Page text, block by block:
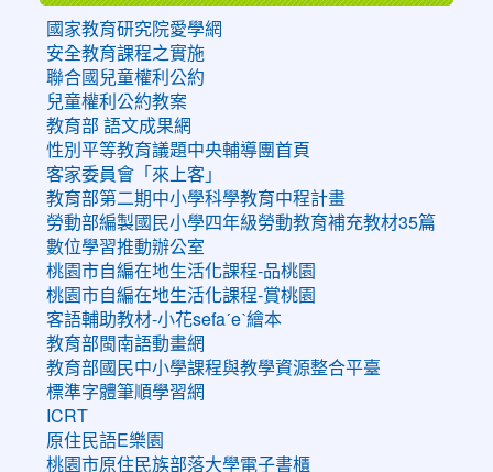
國家教育研究院愛學網
安全教育課程之實施
聯合國兒童權利公約
兒童權利公約教案
教育部 語文成果網
性別平等教育議題中央輔導團首頁
客家委員會「來上客」
教育部第二期中小學科學教育中程計畫
勞動部編製國民小學四年級勞動教育補充教材35篇
數位學習推動辦公室
桃園市自編在地生活化課程-品桃園
桃園市自編在地生活化課程-賞桃園
客語輔助教材-小花sefaˊeˋ繪本
教育部閩南語動畫網
教育部國民中小學課程與教學資源整合平臺
標準字體筆順學習網
ICRT
原住民語E樂園
桃園市原住民族部落大學電子書櫃